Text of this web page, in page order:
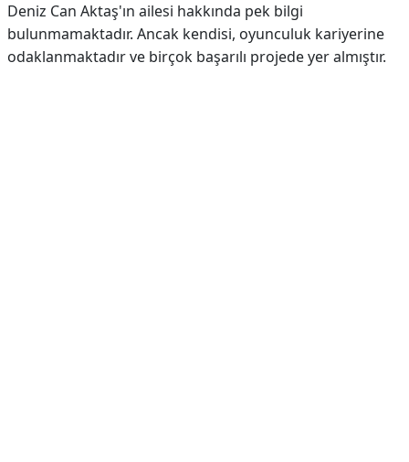
Deniz Can Aktaş'ın ailesi hakkında pek bilgi
bulunmamaktadır. Ancak kendisi, oyunculuk kariyerine
odaklanmaktadır ve birçok başarılı projede yer almıştır.